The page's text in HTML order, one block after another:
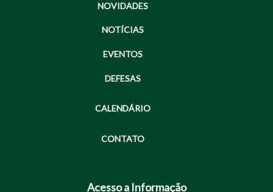
NOVIDADES
NOTÍCIAS
EVENTOS
DEFESAS
CALENDÁRIO
CONTATO
Acesso a Informação